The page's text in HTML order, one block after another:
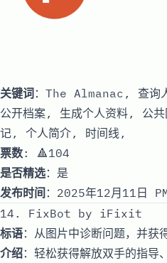
关键词：The Almanac, 查询
公开档案, 生成个人资料, 公
记, 个人简介, 时间线,
票数: 🔺104
是否精选：是
发布时间 ：2025年12月11日
14. FixBot by iFixit
标语：从图片中诊断问题，并获
介绍：轻松获得解放双手的指导